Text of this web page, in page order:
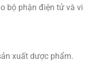
bộ phận điện tử và vi
xuất dược phẩm.